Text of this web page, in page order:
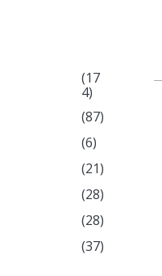
(17
4)
(87)
(6)
(21)
(28)
(28)
(37)